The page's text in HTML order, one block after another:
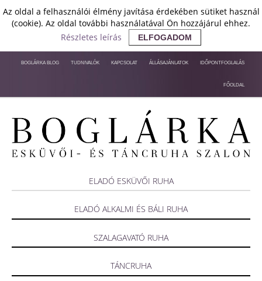
Az oldal a felhasználói élmény javítása érdekében sütiket használ
(cookie). Az oldal további használatával Ön hozzájárul ehhez.
Részletes leírás
ELFOGADOM
IDŐPONTFOGLALÁS
ÁLLÁSAJÁNLATOK
KAPCSOLAT
TUDNIVALÓK
BOGLÁRKA BLOG
FŐOLDAL
ELADÓ ESKÜVŐI RUHA
ELADÓ ALKALMI ÉS BÁLI RUHA
SZALAGAVATÓ RUHA
TÁNCRUHA